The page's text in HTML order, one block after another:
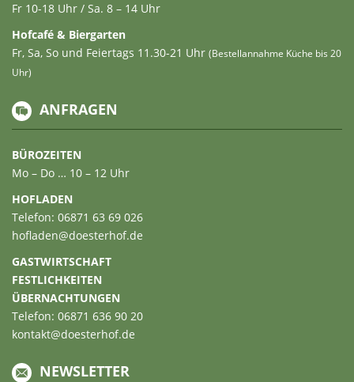
Fr 10-18 Uhr / Sa. 8 – 14 Uhr
Hofcafé & Biergarten
Fr, Sa, So und Feiertags 11.30-21 Uhr (Bestellannahme Küche bis 20
Uhr)
ANFRAGEN
BÜROZEITEN
Mo – Do … 10 – 12 Uhr
HOFLADEN
Telefon: 06871 63 69 026
hofladen@doesterhof.de
GASTWIRTSCHAFT
FESTLICHKEITEN
ÜBERNACHTUNGEN
Telefon: 06871 636 90 20
kontakt@doesterhof.de
NEWSLETTER